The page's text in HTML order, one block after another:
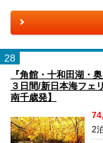
28
『角館・十和田湖・
３日間/新日本海フェ
南千歳発】
2